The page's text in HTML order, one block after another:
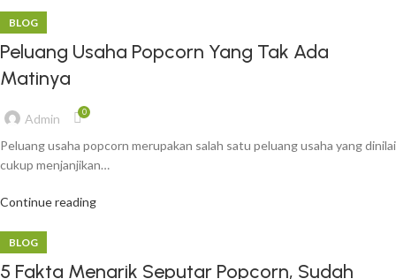
BLOG
Peluang Usaha Popcorn Yang Tak Ada
Matinya
Admin 0
Peluang usaha popcorn merupakan salah satu peluang usaha yang dinilai
cukup menjanjikan…
Continue reading
BLOG
5 Fakta Menarik Seputar Popcorn, Sudah